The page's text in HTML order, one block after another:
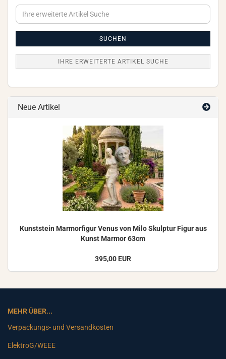
Ihre
erweiterte
SUCHEN
IHRE ERWEITERTE ARTIKEL SUCHE
Neue Artikel
Kunst­stein Mar­mor­fi­gur Venus von Milo Skulp­tur Figur aus
Kunst Mar­mor 63cm
395,00 EUR
MEHR ÜBER...
Verpackungs- und Versandkosten
ElektroG/WEEE